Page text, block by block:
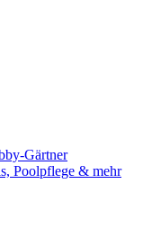
Gärtner
Poolpflege & mehr